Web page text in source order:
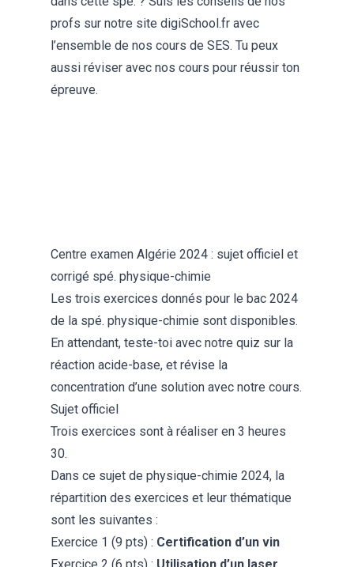
profs sur notre site digiSchool.fr avec
l’ensemble de nos cours de SES. Tu peux
aussi réviser avec nos cours pour réussir ton
épreuve.
Centre examen Algérie 2024 : sujet officiel et
corrigé spé. physique-chimie
Les trois exercices donnés pour le bac 2024
de la spé. physique-chimie sont disponibles.
En attendant, teste-toi avec notre quiz sur la
réaction acide-base, et révise la
concentration d’une solution avec notre cours.
Sujet officiel
Trois exercices sont à réaliser en 3 heures
30.
Dans ce sujet de physique-chimie 2024, la
répartition des exercices et leur thématique
sont les suivantes :
Exercice 1 (9 pts) : Certification d’un vin